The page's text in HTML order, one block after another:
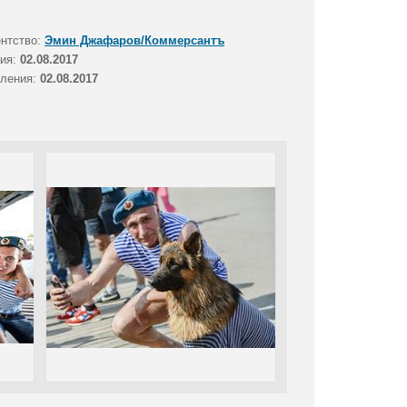
Эмин Джафаров/Коммерсантъ
02.08.2017
02.08.2017